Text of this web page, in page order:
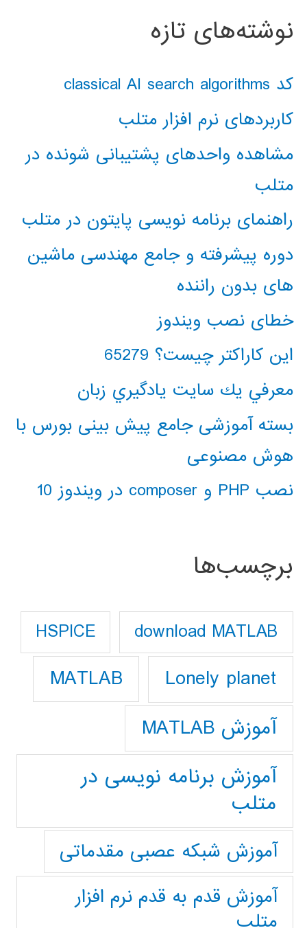
نوشته‌های تازه
کد classical AI search algorithms
کاربردهای نرم افزار متلب
مشاهده واحدهای پشتیبانی شونده در
متلب
راهنمای برنامه نویسی پایتون در متلب
دوره پیشرفته و جامع مهندسی ماشین
های بدون راننده
خطای نصب ویندوز
این کاراکتر چیست؟ 65279
معرفي يك سايت يادگيري زبان
بسته آموزشی جامع پیش بینی بورس با
هوش مصنوعی
نصب PHP و composer در ویندوز 10
برچسب‌ها
download MATLAB
HSPICE
Lonely planet
MATLAB
آموزش MATLAB
آموزش برنامه نویسی در
متلب
آموزش شبکه عصبی مقدماتی
آموزش قدم به قدم نرم افزار
متلب